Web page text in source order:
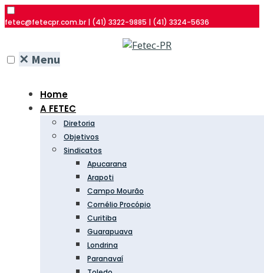
fetec@fetecpr.com.br | (41) 3322-9885 | (41) 3324-5636
✕ Menu
Home
A FETEC
Diretoria
Objetivos
Sindicatos
Apucarana
Arapoti
Campo Mourão
Cornélio Procópio
Curitiba
Guarapuava
Londrina
Paranavaí